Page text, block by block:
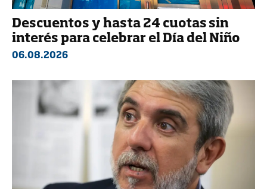
Descuentos y hasta 24 cuotas sin
interés para celebrar el Día del Niño
06.08.2026